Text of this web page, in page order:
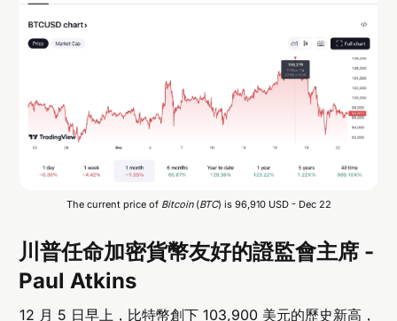
The current price of Bitcoin (BTC) is 96,910 USD - Dec 22
川普任命加密貨幣友好的證監會主席 -
Paul Atkins
12 月 5 日早上，比特幣創下 103,900 美元的歷史新高，